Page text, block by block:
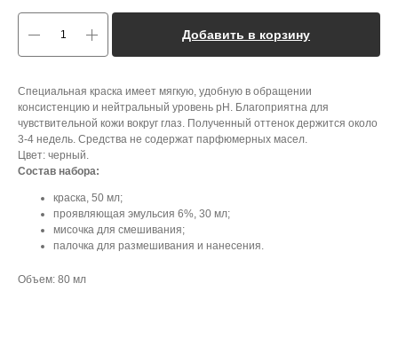
Добавить в корзину
Специальная краска имеет мягкую, удобную в обращении
консистенцию и нейтральный уровень pH. Благоприятна для
чувствительной кожи вокруг глаз. Полученный оттенок держится около
3-4 недель. Средства не содержат парфюмерных масел.
Цвет: черный.
Состав набора:
краска, 50 мл;
проявляющая эмульсия 6%, 30 мл;
мисочка для смешивания;
палочка для размешивания и нанесения.
Объем: 80 мл